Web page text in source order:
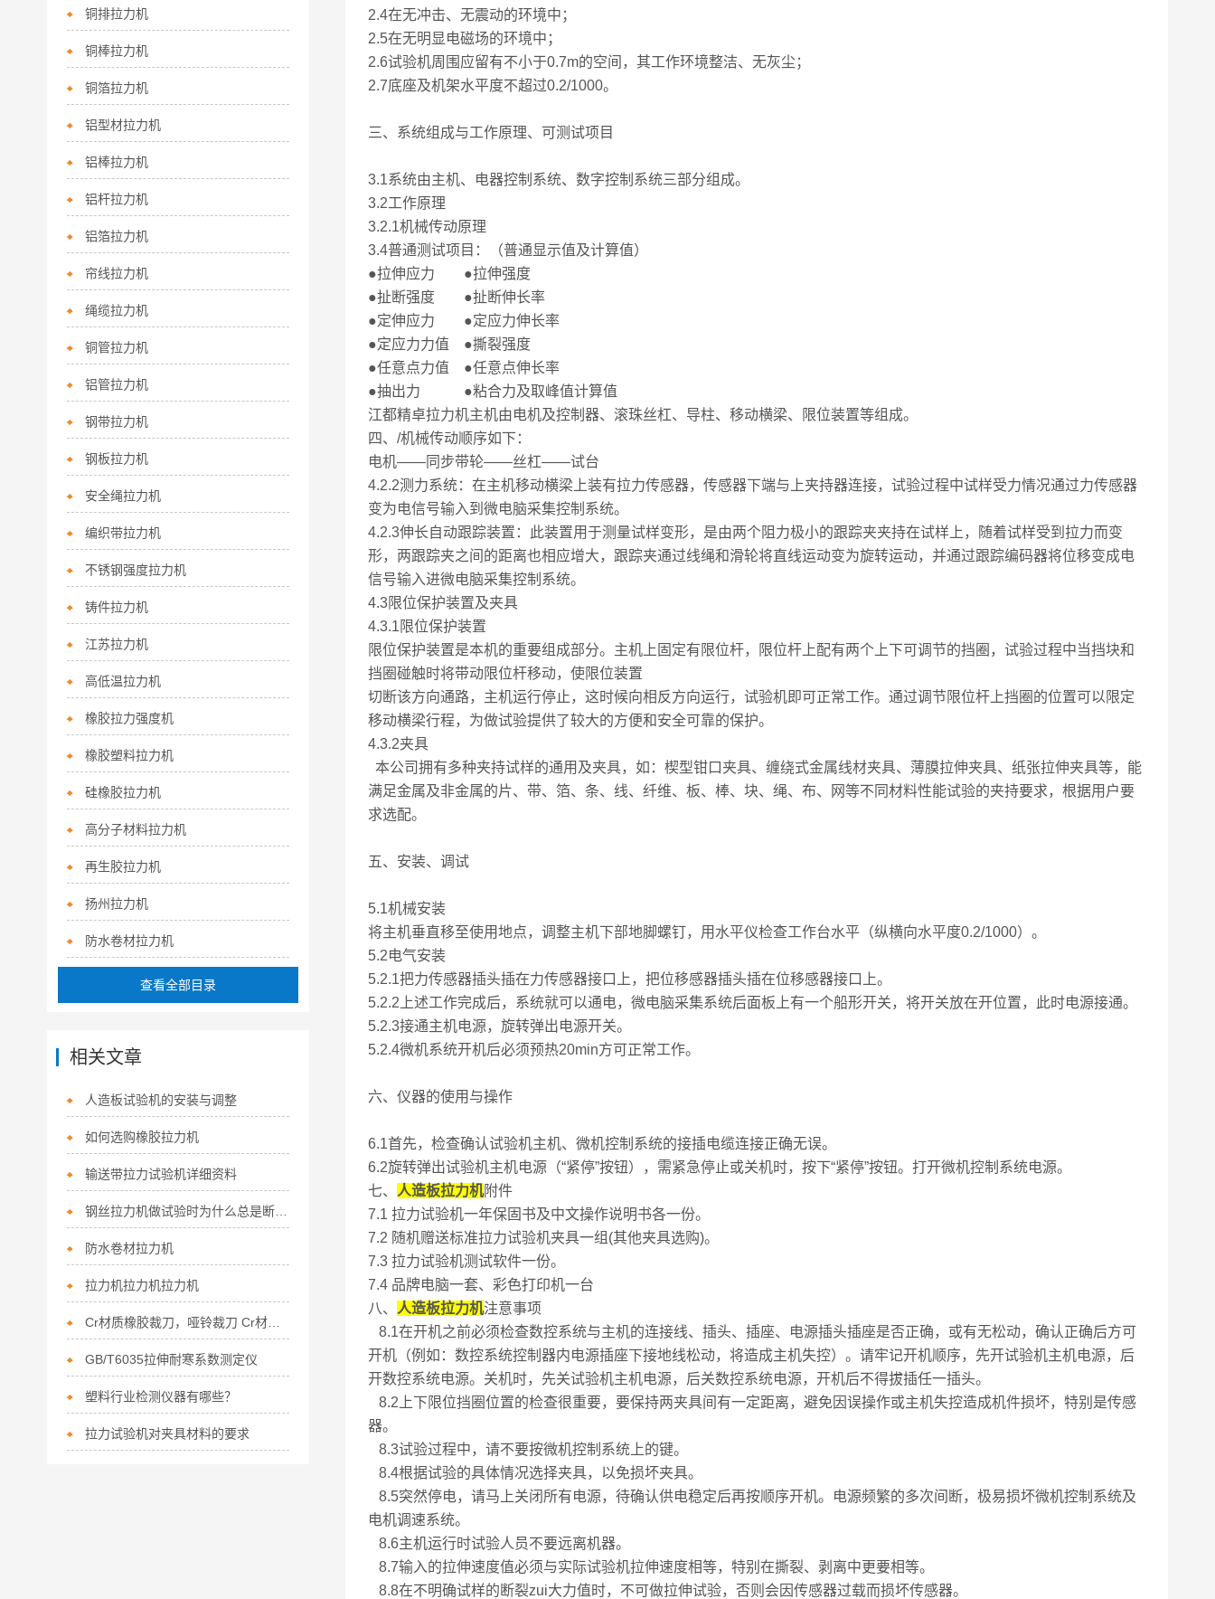
2.4在无冲击、无震动的环境中；
2.5在无明显电磁场的环境中；
2.6试验机周围应留有不小于0.7m的空间，其工作环境整洁、无灰尘；
2.7底座及机架水平度不超过0.2/1000。
三、 系统组成与工作原理、可测试项目
3.1系统由主机、电器控制系统、数字控制系统三部分组成。
3.2工作原理
3.2.1机械传动原理
3.4普通测试项目：（普通显示值及计算值）
●拉伸应力 ●拉伸强度
●扯断强度 ●扯断伸长率
●定伸应力 ●定应力伸长率
●定应力力值 ●撕裂强度
●任意点力值 ●任意点伸长率
●抽出力 ●粘合力及取峰值计算值
江都精卓拉力机主机由电机及控制器、滚珠丝杠、导柱、移动横梁、限位装置等组成。
四、 /机械传动顺序如下：
电机——同步带轮——丝杠——试台
4.2.2测力系统：在主机移动横梁上装有拉力传感器，传感器下端与上夹持器连接，试验过程中试样受力情况通过力传感器
变为电信号输入到微电脑采集控制系统。
4.2.3伸长自动跟踪装置：此装置用于测量试样变形，是由两个阻力极小的跟踪夹夹持在试样上，随着试样受到拉力而变
形，两跟踪夹之间的距离也相应增大，跟踪夹通过线绳和滑轮将直线运动变为旋转运动，并通过跟踪编码器将位移变成电
信号输入进微电脑采集控制系统。
4.3限位保护装置及夹具
4.3.1限位保护装置
限位保护装置是本机的重要组成部分。主机上固定有限位杆，限位杆上配有两个上下可调节的挡圈，试验过程中当挡块和
挡圈碰触时将带动限位杆移动，使限位装置
切断该方向通路，主机运行停止，这时候向相反方向运行，试验机即可正常工作。通过调节限位杆上挡圈的位置可以限定
移动横梁行程，为做试验提供了较大的方便和安全可靠的保护。
4.3.2夹具
本公司拥有多种夹持试样的通用及夹具，如：楔型钳口夹具、缠绕式金属线材夹具、薄膜拉伸夹具、纸张拉伸夹具等，能
满足金属及非金属的片、带、箔、条、线、纤维、板、棒、块、绳、布、网等不同材料性能试验的夹持要求，根据用户要
求选配。
五、 安装、调试
5.1机械安装
将主机垂直移至使用地点，调整主机下部地脚螺钉，用水平仪检查工作台水平（纵横向水平度0.2/1000）。
5.2电气安装
5.2.1把力传感器插头插在力传感器接口上，把位移感器插头插在位移感器接口上。
5.2.2上述工作完成后，系统就可以通电，微电脑采集系统后面板上有一个船形开关，将开关放在开位置，此时电源接通。
5.2.3接通主机电源，旋转弹出电源开关。
5.2.4微机系统开机后必须预热20min方可正常工作。
六、 仪器的使用与操作
6.1首先，检查确认试验机主机、微机控制系统的接插电缆连接正确无误。
6.2旋转弹出试验机主机电源（“紧停”按钮），需紧急停止或关机时，按下“紧停”按钮。打开微机控制系统电源。
七、
人造板拉力机附件
7.1 拉力试验机一年保固书及中文操作说明书各一份。
7.2 随机赠送标准拉力试验机夹具一组(其他夹具选购)。
7.3 拉力试验机测试软件一份。
7.4 品牌电脑一套、彩色打印机一台
八、
人造板拉力机注意事项
8.1在开机之前必须检查数控系统与主机的连接线、插头、插座、电源插头插座是否正确，或有无松动，确认正确后方可
开机（例如：数控系统控制器内电源插座下接地线松动，将造成主机失控）。请牢记开机顺序，先开试验机主机电源，后
开数控系统电源。关机时，先关试验机主机电源，后关数控系统电源，开机后不得拔插任一插头。
8.2上下限位挡圈位置的检查很重要，要保持两夹具间有一定距离，避免因误操作或主机失控造成机件损坏，特别是传感
器。
8.3试验过程中，请不要按微机控制系统上的键。
8.4根据试验的具体情况选择夹具，以免损坏夹具。
8.5突然停电，请马上关闭所有电源，待确认供电稳定后再按顺序开机。电源频繁的多次间断，极易损坏微机控制系统及
电机调速系统。
8.6主机运行时试验人员不要远离机器。
8.7输入的拉伸速度值必须与实际试验机拉伸速度相等，特别在撕裂、剥离中更要相等。
8.8在不明确试样的断裂zui大力值时，不可做拉伸试验，否则会因传感器过载而损坏传感器。
铜排拉力机
铜棒拉力机
铜箔拉力机
铝型材拉力机
铝棒拉力机
铝杆拉力机
铝箔拉力机
帘线拉力机
绳缆拉力机
铜管拉力机
铝管拉力机
钢带拉力机
钢板拉力机
安全绳拉力机
编织带拉力机
不锈钢强度拉力机
铸件拉力机
江苏拉力机
高低温拉力机
橡胶拉力强度机
橡胶塑料拉力机
硅橡胶拉力机
高分子材料拉力机
再生胶拉力机
扬州拉力机
防水卷材拉力机
查看全部目录
相关文章
人造板试验机的安装与调整
如何选购橡胶拉力机
输送带拉力试验机详细资料
钢丝拉力机做试验时为什么总是断在钳口位置
防水卷材拉力机
拉力机拉力机拉力机
Cr材质橡胶裁刀，哑铃裁刀 Cr材质图
GB/T6035拉伸耐寒系数测定仪
塑料行业检测仪器有哪些？
拉力试验机对夹具材料的要求